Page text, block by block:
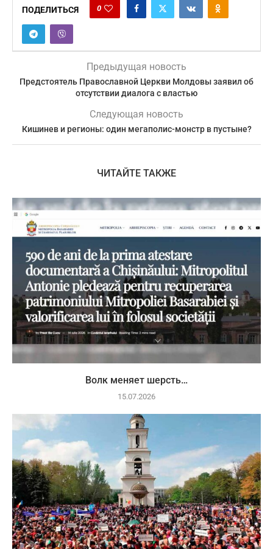
ПОДЕЛИТЬСЯ 0
Предыдущая новость
Предстоятель Православной Церкви Молдовы заявил об
отсутствии диалога с властью
Следующая новость
Кишинев и регионы: один мегаполис-монстр в пустыне?
ЧИТАЙТЕ ТАКЖЕ
Волк меняет шерсть…
15.07.2026